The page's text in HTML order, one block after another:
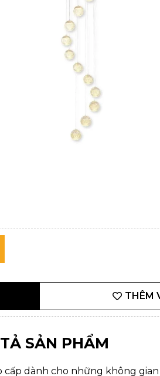
THÊM
SẢN PHẨM
cấp dành cho những không